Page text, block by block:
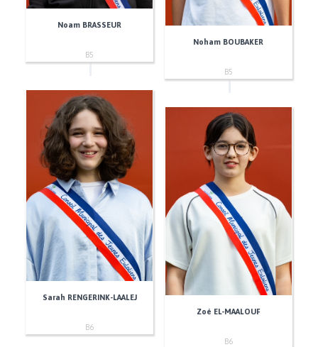
Noam BRASSEUR
B5
Sarah RENGERINK-LAALEJ
B6
Noham BOUBAKER
B5
Zoé EL-MAALOUF
B6